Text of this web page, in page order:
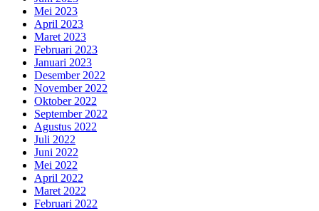
Mei 2023
April 2023
Maret 2023
Februari 2023
Januari 2023
Desember 2022
November 2022
Oktober 2022
September 2022
Agustus 2022
Juli 2022
Juni 2022
Mei 2022
April 2022
Maret 2022
Februari 2022